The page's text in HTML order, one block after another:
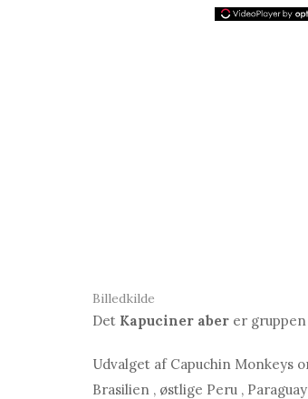
Billedkilde
Det Kapuciner aber er
Udvalget af Capuchin Monkeys
Brasilien , østlige Peru ,